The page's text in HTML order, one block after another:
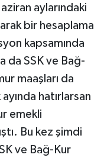
aylarındaki
bir hesaplama
kapsamında
da SSK ve Bağ-
maaşları da
hatırlarsan
emekli
Bu kez şimdi
ve Bağ-Kur